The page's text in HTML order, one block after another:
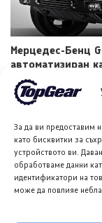
За да ви предоставим
като бисквитки за
устройството ви.
обработваме данни
идентификатори на
може да повлияе
Мерцедес-Бенц
автоматизиран
7 АВГ. 2026